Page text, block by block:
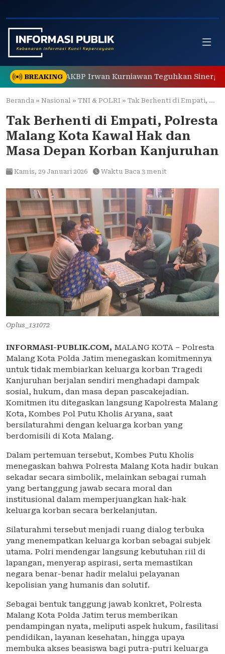
to
content
BREAKING
Ampel, AKBP Irwan Kurniawan Teguhkan Sinergi Polri
Beranda » Nasional » TNI & POLRI » Tak Berhenti di Empati, Polresta Malang Kota Kawal Hak dan Masa Depan Korban Kanjuruhan
Tak Berhenti di Empati, Polresta
Malang Kota Kawal Hak dan
Masa Depan Korban Kanjuruhan
Kamis, 29 Januari 2026 Waktu Baca 3 menit
Oplus_131072
INFORMASI-PUBLIK.COM, MALANG KOTA – Polresta
Malang Kota Polda Jatim menegaskan komitmennya
untuk tidak membiarkan keluarga korban Tragedi
Kanjuruhan berjalan sendiri menghadapi dampak
sosial, hukum, dan masa depan pascakejadian.
Komitmen itu ditegaskan langsung Kapolresta Malang
Kota, Kombes Pol Putu Kholis Aryana, saat
bersilaturahmi dengan keluarga korban yang
berdomisili di Kota Malang.
Dalam pertemuan tersebut, Kombes Putu Kholis
menegaskan bahwa Polresta Malang Kota hadir bukan
sekadar secara simbolik, melainkan sebagai rumah
yang bertanggung jawab secara moral dan
institusional dalam memperjuangkan hak-hak
keluarga korban secara berkelanjutan.
Silaturahmi tersebut menjadi ruang dialog terbuka
yang menempatkan keluarga korban sebagai subjek
utama. Polri mendengar langsung kebutuhan riil di
lapangan, menyerap aspirasi, serta memastikan
negara benar-benar hadir melalui pelayanan
kepolisian yang humanis dan solutif.
Sebagai bentuk tanggung jawab konkret, Polresta
Malang Kota Polda Jatim terus memberikan
pendampingan nyata, meliputi aspek hukum, fasilitasi
pendidikan, layanan kesehatan, hingga upaya
membuka akses beasiswa bagi putra-putri keluarga